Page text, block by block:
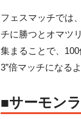
フェスマッチでは
チに勝つとオマツ
集まることで、
3”倍マッチになる
■サーモン